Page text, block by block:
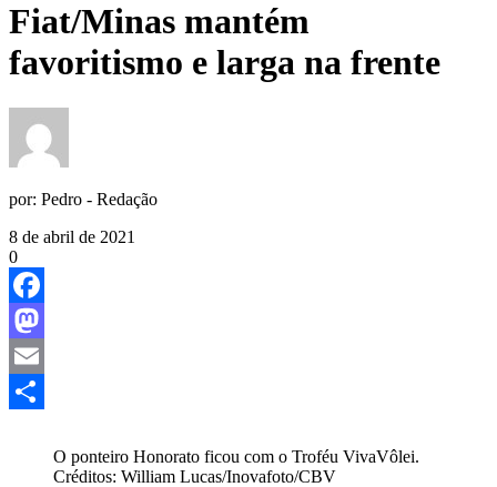
Fiat/Minas mantém
favoritismo e larga na frente
por: Pedro - Redação
8 de abril de 2021
0
Facebook
Mastodon
Email
O ponteiro Honorato ficou com o Troféu VivaVôlei.
Créditos: William Lucas/Inovafoto/CBV